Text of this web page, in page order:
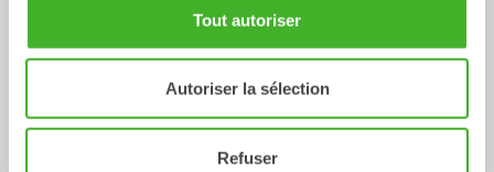
Tout autoriser
Autoriser la sélection
Refuser
Outils hydrauliques 2-26Tonnes Outils hydrauliques 0-26Tonnes